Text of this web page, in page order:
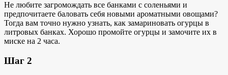
Не любите загромождать все банками с соленьями и
предпочитаете баловать себя новыми ароматными овощами?
Тогда вам точно нужно узнать, как замариновать огурцы в
литровых банках. Хорошо промойте огурцы и замочите их в
миске на 2 часа.
Шаг 2